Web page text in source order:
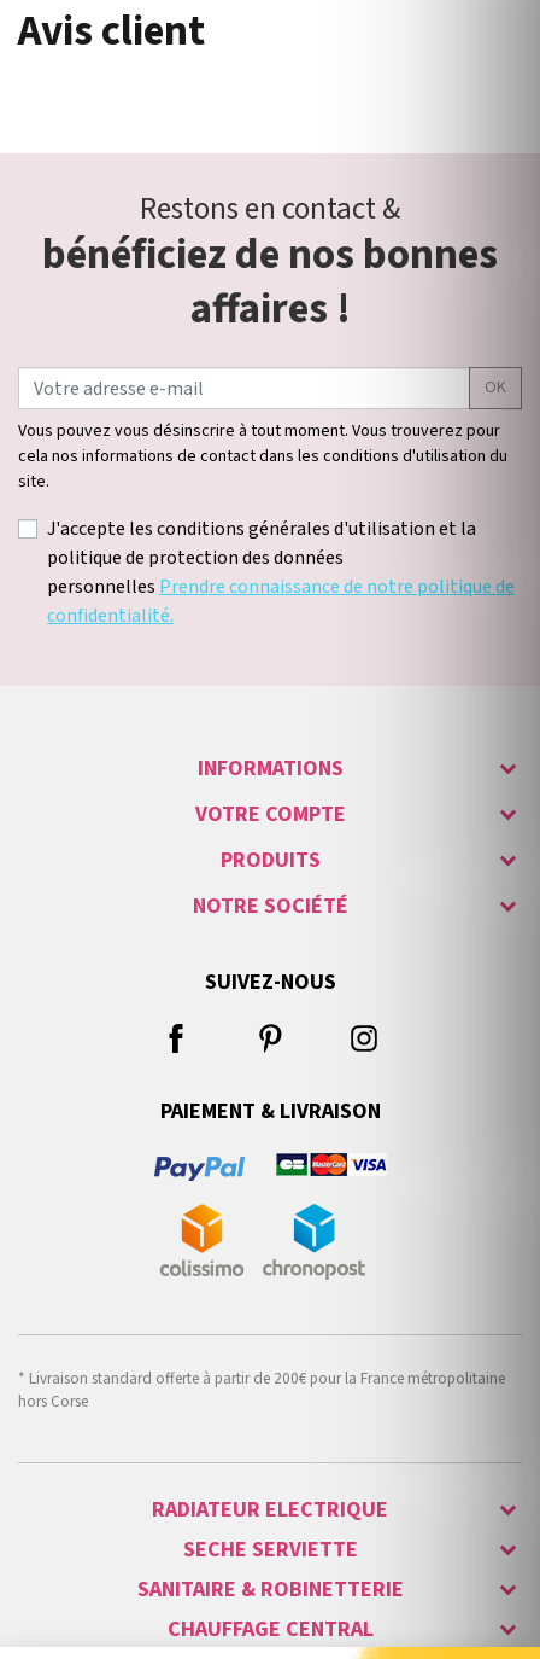
Avis client
Restons en contact &
bénéficiez de nos bonnes
affaires !
OK
Vous pouvez vous désinscrire à tout moment. Vous trouverez pour
cela nos informations de contact dans les conditions d'utilisation du
site.
J'accepte les conditions générales d'utilisation et la
politique de protection des données
personnelles Prendre connaissance de notre politique de
confidentialité.
INFORMATIONS
VOTRE COMPTE
PRODUITS
NOTRE SOCIÉTÉ
SUIVEZ-NOUS
PAIEMENT & LIVRAISON
* Livraison standard offerte à partir de 200€ pour la France métropolitaine
hors Corse
RADIATEUR ELECTRIQUE
SECHE SERVIETTE
SANITAIRE & ROBINETTERIE
CHAUFFAGE CENTRAL